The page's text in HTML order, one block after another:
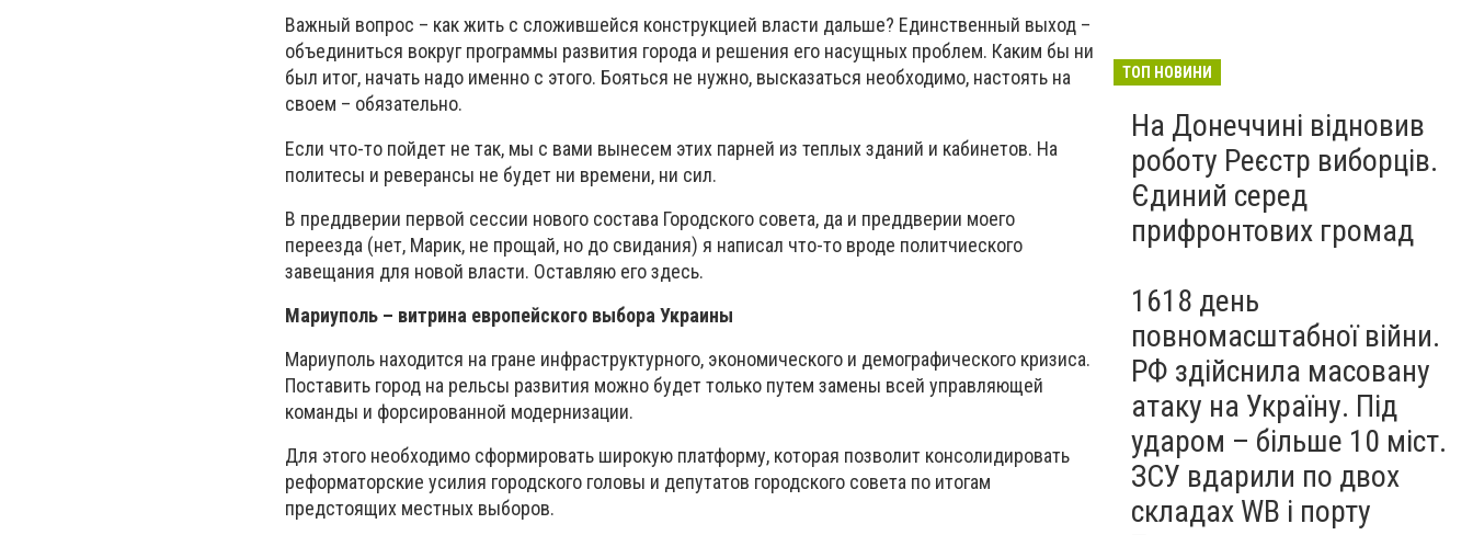
Важный вопрос – как жить с сложившейся конструкцией власти дальше? Единственный выход –
объединиться вокруг программы развития города и решения его насущных проблем. Каким бы ни
был итог, начать надо именно с этого. Бояться не нужно, высказаться необходимо, настоять на
своем – обязательно.
Если что-то пойдет не так, мы с вами вынесем этих парней из теплых зданий и кабинетов. На
политесы и реверансы не будет ни времени, ни сил.
В преддверии первой сессии нового состава Городского совета, да и преддверии моего
переезда (нет, Марик, не прощай, но до свидания) я написал что-то вроде политчиеского
завещания для новой власти. Оставляю его здесь.
Мариуполь – витрина европейского выбора Украины
Мариуполь находится на гране инфраструктурного, экономического и демографического кризиса.
Поставить город на рельсы развития можно будет только путем замены всей управляющей
команды и форсированной модернизации.
Для этого необходимо сформировать широкую платформу, которая позволит консолидировать
реформаторские усилия городского головы и депутатов городского совета по итогам
предстоящих местных выборов.
війни. РФ вдарила
столиці. 15 людей загинули.
В Росії палають
енергопідстанції та
черговий WB
Вчора
ТОП НОВИНИ
На Донеччині відновив
роботу Реєстр виборців.
Єдиний серед
прифронтових громад
1618 день
повномасштабної війни.
РФ здійснила масовану
атаку на Україну. Під
ударом – більше 10 міст.
ЗСУ вдарили по двох
складах WB і порту